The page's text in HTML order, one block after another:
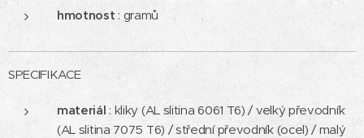
hmotnost: gramů
SPECIFIKACE
materiál: kliky (AL slitina 6061 T6) / velký převodník
(AL slitina 7075 T6) / střední převodník (ocel) / malý